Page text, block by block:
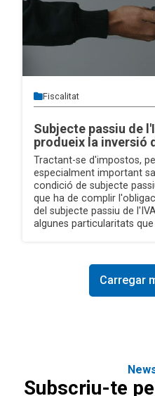
Fiscalitat
Subjecte passiu de
produeix la inversió
Tractant-se d'impostos,
especialment important
condició de subjecte
que ha de complir
del subjecte passiu de
algunes particularitats
Carregar
Subscriu-te